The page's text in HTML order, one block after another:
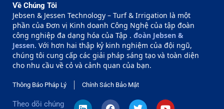
Về Chúng Tôi
Jebsen & Jessen Technology – Turf & Irrigation là một
phần của Đơn vị Kinh doanh Công Nghệ của tập đoàn
công nghiệp đa dạng hóa của Tập . đoàn Jebsen &
Jessen. Với hơn hai thập kỷ kinh nghiệm của đội ngũ,
chúng tôi cung cấp các giải pháp sáng tạo và toàn diện
cho nhu cầu về cỏ và cảnh quan của bạn.
Thông Báo Pháp Lý Chính Sách Bảo Mật
Theo dõi chúng